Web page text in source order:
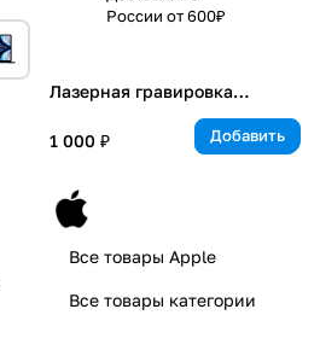
России от 600₽
Лазерная гравировка
1 000 ₽
Добавить
Все товары Apple
Все товары категории